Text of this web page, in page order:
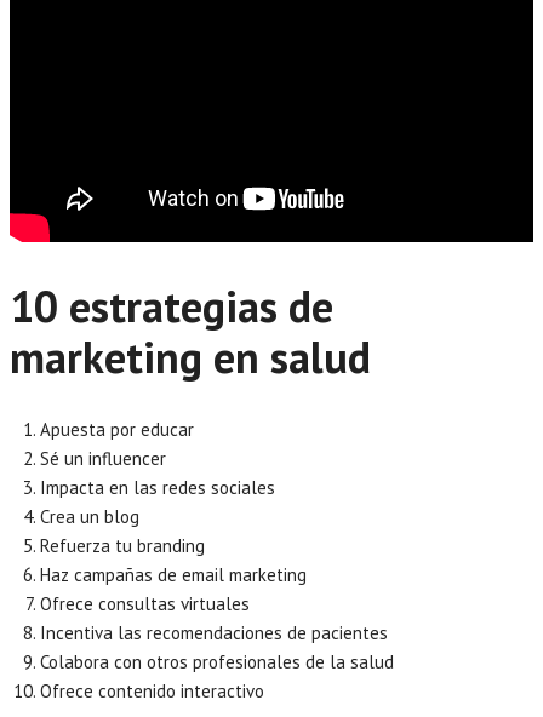
10 estrategias de
marketing en salud
Apuesta por educar
Sé un influencer
Impacta en las redes sociales
Crea un blog
Refuerza tu branding
Haz campañas de email marketing
Ofrece consultas virtuales
Incentiva las recomendaciones de pacientes
Colabora con otros profesionales de la salud
Ofrece contenido interactivo